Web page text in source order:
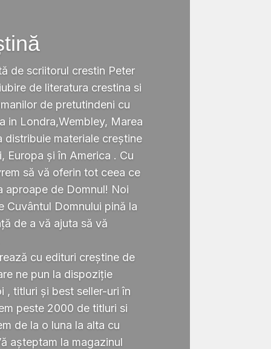
de scriitorul crestin Peter
de literatura crestina si
de pretutindeni cu
in Londra,Wembley, Marea
distribuie materiale creștine
Europa și în America . Cu
să vă oferin tot ceea ce
aproape de Domnul! Noi
Cuvântul Domnului pină la
de a vă ajuta să vă
cu edituri creștine de
ne pun la dispoziție
, titluri și best seller-uri în
peste 2000 de titluri si
de la o luna la alta cu
așteptam la magazinul